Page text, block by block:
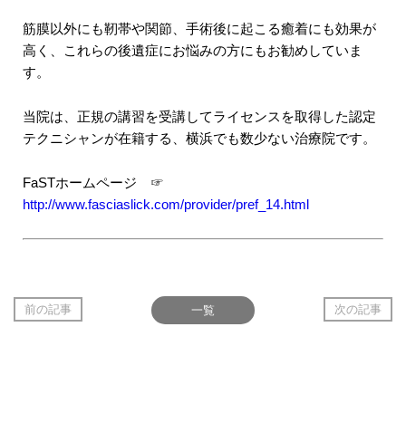
筋膜以外にも靭帯や関節、手術後に起こる癒着にも効果が
高く、これらの後遺症にお悩みの方にもお勧めしていま
す。
当院は、正規の講習を受講してライセンスを取得した認定
テクニシャンが在籍する、横浜でも数少ない治療院です。
FaSTホームページ ☞
http://www.fasciaslick.com/provider/pref_14.html
前の記事 一覧 次の記事